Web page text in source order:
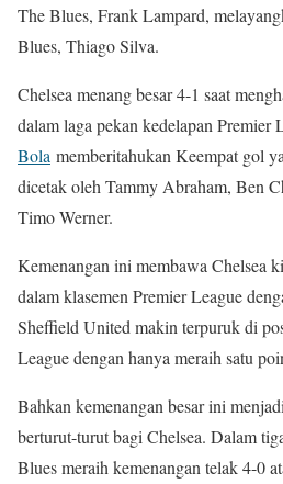
The Blues, Frank Lampard,
Blues, Thiago Silva.
Chelsea menang besar 4-1 saat
dalam laga pekan kedelapan Premier
Bola memberitahukan Keempat gol
dicetak oleh Tammy Abraham, Ben
Timo Werner.
Kemenangan ini membawa Chelsea
dalam klasemen Premier League
Sheffield United makin terpuruk di
League dengan hanya meraih satu
Bahkan kemenangan besar ini
berturut-turut bagi Chelsea. Dalam
Blues meraih kemenangan telak 4-0